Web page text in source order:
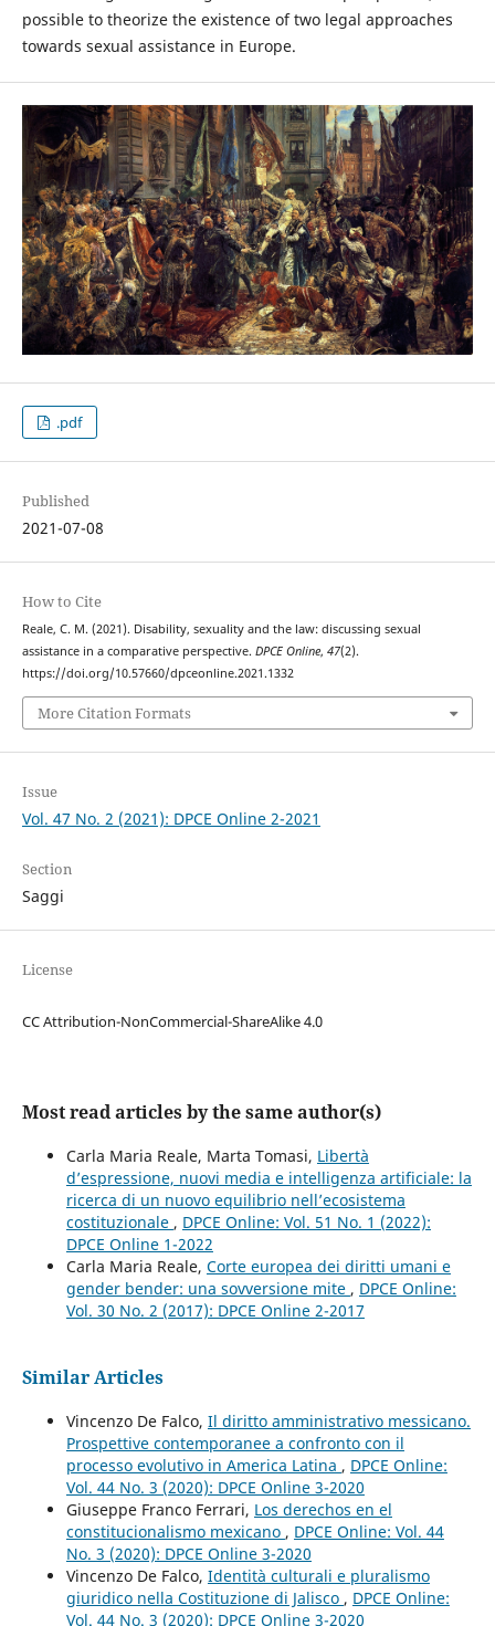
possible to theorize the existence of two legal approaches
towards sexual assistance in Europe.
.pdf
Published
2021-07-08
How to Cite
Reale, C. M. (2021). Disability, sexuality and the law: discussing sexual
assistance in a comparative perspective. DPCE Online, 47(2).
https://doi.org/10.57660/dpceonline.2021.1332
More Citation Formats
Issue
Vol. 47 No. 2 (2021): DPCE Online 2-2021
Section
Saggi
License
CC Attribution-NonCommercial-ShareAlike 4.0
Most read articles by the same author(s)
Carla Maria Reale, Marta Tomasi, Libertà
d’espressione, nuovi media e intelligenza artificiale: la
ricerca di un nuovo equilibrio nell’ecosistema
costituzionale , DPCE Online: Vol. 51 No. 1 (2022):
DPCE Online 1-2022
Carla Maria Reale, Corte europea dei diritti umani e
gender bender: una sovversione mite , DPCE Online:
Vol. 30 No. 2 (2017): DPCE Online 2-2017
Similar Articles
Vincenzo De Falco, Il diritto amministrativo messicano.
Prospettive contemporanee a confronto con il
processo evolutivo in America Latina , DPCE Online:
Vol. 44 No. 3 (2020): DPCE Online 3-2020
Giuseppe Franco Ferrari, Los derechos en el
constitucionalismo mexicano , DPCE Online: Vol. 44
No. 3 (2020): DPCE Online 3-2020
Vincenzo De Falco, Identità culturali e pluralismo
giuridico nella Costituzione di Jalisco , DPCE Online:
Vol. 44 No. 3 (2020): DPCE Online 3-2020